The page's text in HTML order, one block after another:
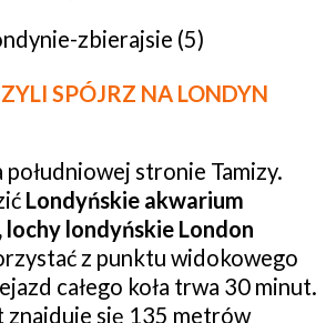
SPÓJRZ NA LONDYN
stronie Tamizy.
Londyńskie akwarium
lochy londyńskie London
z punktu widokowego
całego koła trwa 30 minut.
znajduje się 135 metrów